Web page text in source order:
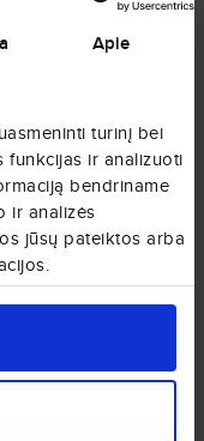
Apie
turinį bei
funkcijas ir analizuoti
bendriname
ir analizės
jūsų pateiktos arba